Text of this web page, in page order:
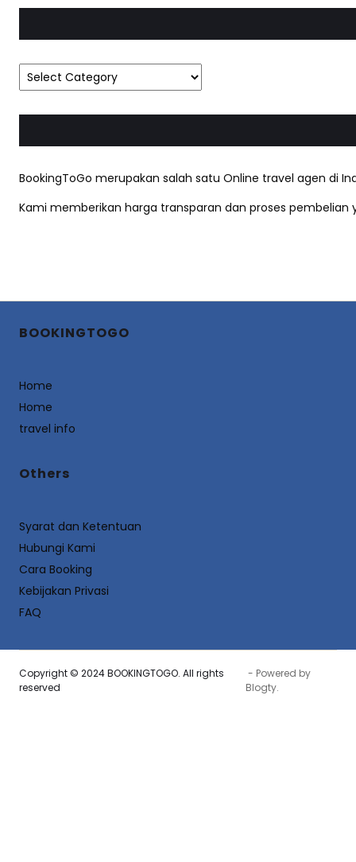
BookingToGo merupakan salah satu Online travel agen di
Kami memberikan harga transparan dan proses
BOOKINGTOGO
Home
Home
travel info
Others
Syarat dan Ketentuan
Hubungi Kami
Cara Booking
Kebijakan Privasi
FAQ
Copyright © 2024 BOOKINGTOGO. All rights
reserved
- Powered by
Blogty.